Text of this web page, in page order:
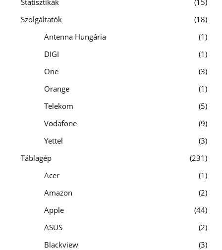
Szolgáltatók
18
Antenna Hungária
1
DIGI
1
One
3
Orange
1
Telekom
5
Vodafone
9
Yettel
3
Táblagép
231
Acer
1
Amazon
2
Apple
44
ASUS
2
Blackview
3